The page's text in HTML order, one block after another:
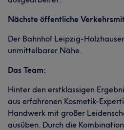
Nächste öffentliche
Der Bahnhof Leipzig-
unmittelbarer Nähe.
Das Team:
Hinter den erstklassigen
aus erfahrenen Kosmetik-
Handwerk mit großer
ausüben. Durch die